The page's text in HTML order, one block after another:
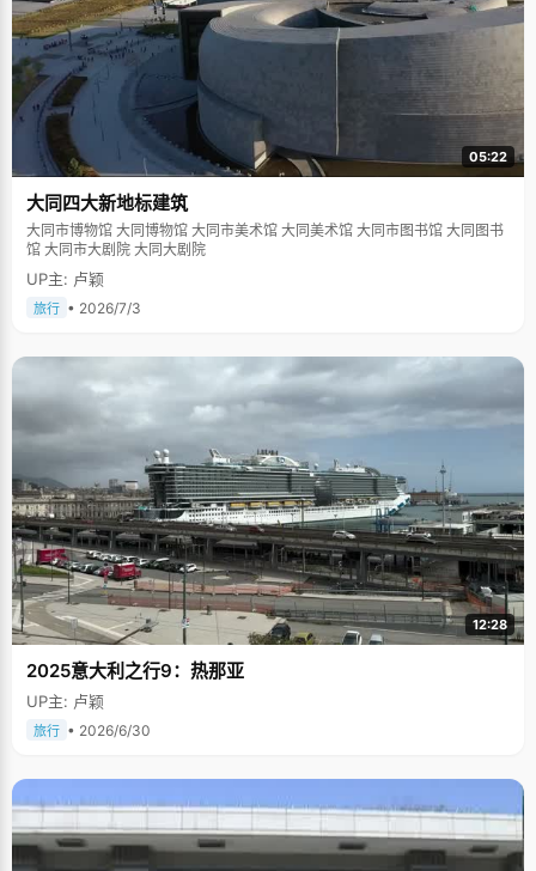
05:22
大同四大新地标建筑
大同市博物馆 大同博物馆 大同市美术馆 大同美术馆 大同市图书馆 大同图书
馆 大同市大剧院 大同大剧院
UP主: 卢颖
旅行 • 2026/7/3
12:28
2025意大利之行9：热那亚
UP主: 卢颖
旅行 • 2026/6/30